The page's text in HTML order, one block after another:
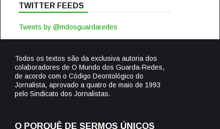
TWITTER FEEDS
Tweets by @mdosguardaredes
Todos os textos são da exclusiva autoria dos
colaboradores de O Mundo dos Guarda-Redes,
de acordo com o Código Deontológico do
Jornalista, aprovado a quatro de maio de 1993
pelo Sindicato dos Jornalistas.
O PORQUÊ DE SERMOS ÚNICOS